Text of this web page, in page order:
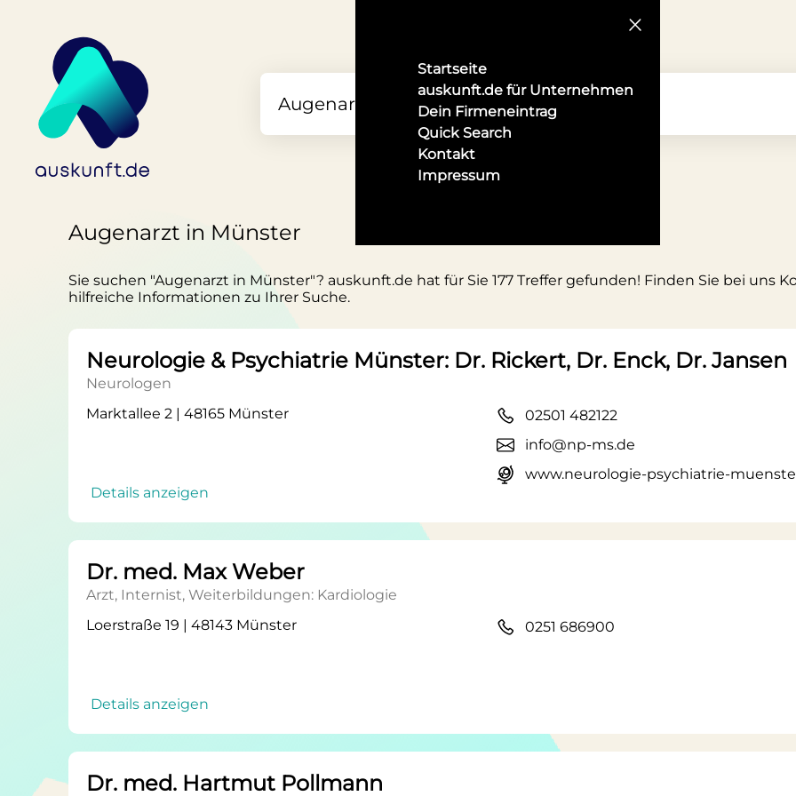
Startseite
auskunft.de für Unternehmen
Dein Firmeneintrag
Quick Search
Kontakt
Impressum
Augenarzt in Münster
Sie suchen "Augenarzt in Münster"? auskunft.de hat für Sie 177 Treffer gefunden! Finden Sie bei uns
hilfreiche Informationen zu Ihrer Suche.
Neurologie & Psychiatrie Münster: Dr. Rickert, Dr. Enck, Dr. Jansen
Neurologen
Marktallee 2 | 48165 Münster
Details anzeigen
02501 482122
info@np-ms.de
www.neurologie-psychiatrie-
Dr. med. Max Weber
Arzt, Internist, Weiterbildungen: Kardiologie
Loerstraße 19 | 48143 Münster
Details anzeigen
0251 686900
Dr. med. Hartmut Pollmann